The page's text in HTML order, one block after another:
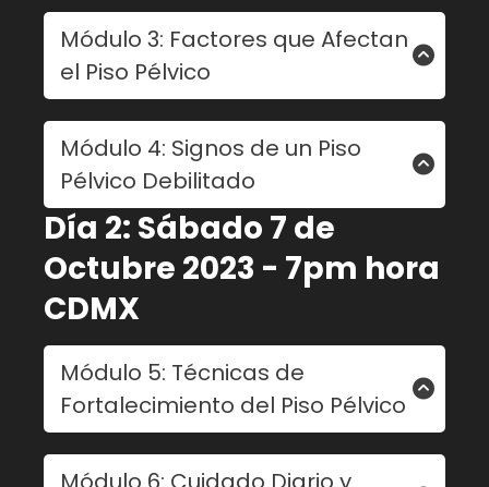
- Músculos, ligamentos y tejidos
involucrados.
- Relación del piso pélvico con órganos
internos.
Módulo 3: Factores que Afectan
el Piso Pélvico
- Embarazo y parto.
- Envejecimiento.
- Actividad física y estilo de vida.
- Problemas de salud asociados.
Módulo 4: Signos de un Piso
Pélvico Debilitado
- Incontinencia urinaria.
- Prolapso de órganos.
- Disfunciones sexuales.
- Dolor lumbar y pélvico.
Día 2: Sábado 7 de
Octubre 2023 - 7pm hora
CDMX
Módulo 5: Técnicas de
Fortalecimiento del Piso Pélvico
- Ejercicios tipo Kegel y su correcta